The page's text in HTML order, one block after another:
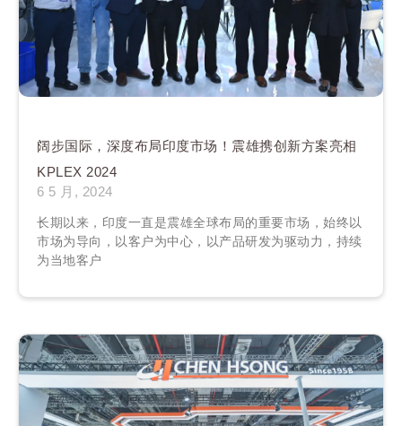
阔步国际，深度布局印度市场！震雄携创新方案亮相
KPLEX 2024
6 5 月, 2024
长期以来，印度一直是震雄全球布局的重要市场，始终以
市场为导向，以客户为中心，以产品研发为驱动力，持续
为当地客户